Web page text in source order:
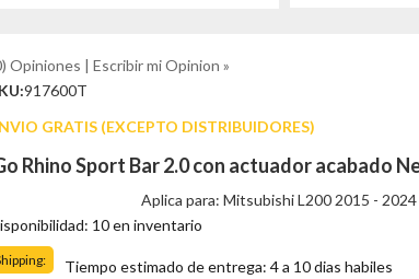
Opiniones | Escribir mi Opinion »
917600T
GRATIS (EXCEPTO DISTRIBUIDORES)
Rhino Sport Bar 2.0 con actuador acabado
Aplica para: Mitsubishi L200 2015 - 2024
10 en inventario
Tiempo estimado de entrega: 4 a 10 dias habiles